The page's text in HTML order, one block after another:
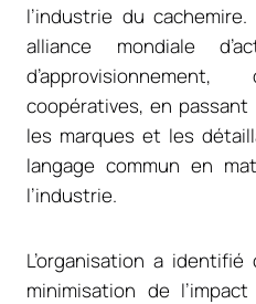
l’industrie du
alliance mondiale
coopératives, en
les marques et les
langage commun en
l’industrie.
L’organisation a
minimisation de